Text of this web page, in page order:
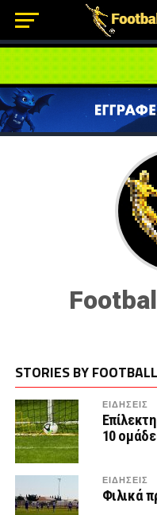
STORIES BY
ΕΙΔΗΣΕΙΣ
10
ΕΙΔΗΣΕΙΣ
Φιλικά